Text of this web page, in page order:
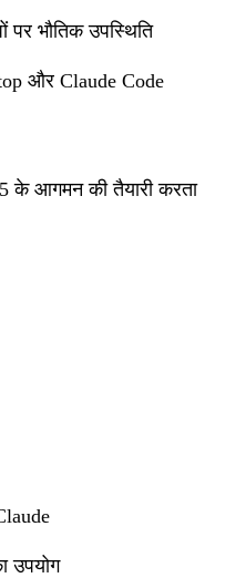
पर भौतिक उपस्थिति
और Claude Code
के आगमन की तैयारी करता
उपयोग